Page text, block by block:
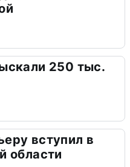
250 тыс.
вступил в
области